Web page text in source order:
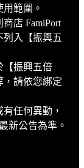
範圍。
店 FamiPort
列入【振興五
【振興五倍
，請依您綁定
任何異動，
最新公告為準。